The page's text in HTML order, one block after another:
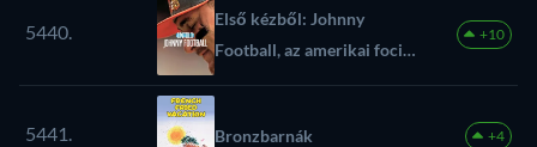
5440.
Első kézből: Johnny
Football, az amerikai foci
fenegyereke
+10
5441. Bronzbarnák +4